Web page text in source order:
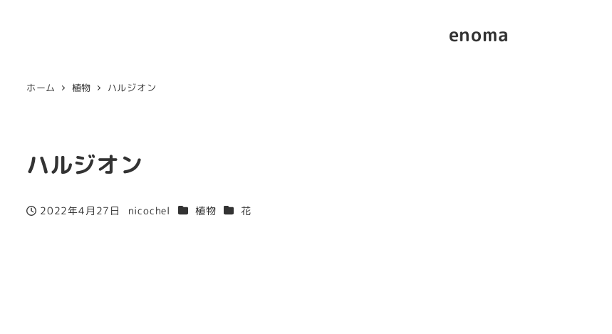
enoma
ホーム 植物 ハルジオン
ハルジオン
投稿日
2022年4月27日
著
nicochel カテゴリー
植物 カテゴリー
花